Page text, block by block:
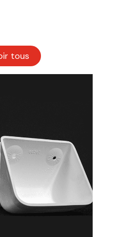
tous
les
Godets